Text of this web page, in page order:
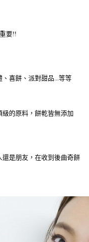
要!!
喜餅、派對甜品...等等
級的原料，餅乾皆無添加
是朋友，在收到後曲奇餅